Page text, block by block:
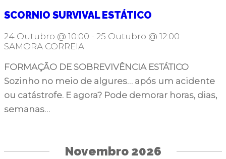
SCORNIO SURVIVAL ESTÁTICO
24 Outubro @ 10:00 - 25 Outubro @ 12:00
SAMORA CORREIA
FORMAÇÃO DE SOBREVIVÊNCIA ESTÁTICO
Sozinho no meio de algures… após um acidente
ou catástrofe. E agora? Pode demorar horas, dias,
semanas…
Novembro 2026